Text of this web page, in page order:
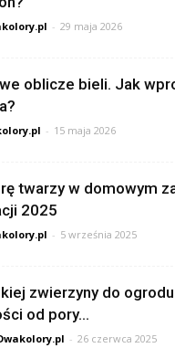
- 29 maja 2026
oblicze bieli. Jak
- 15 maja 2026
twarzy w domowym
2025
- 5 września 2025
zwierzyny do
od pory...
- 26 czerwca 2025